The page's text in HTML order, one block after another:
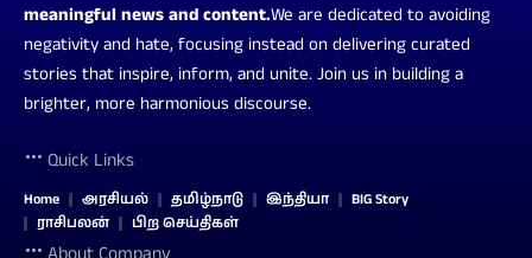
meaningful news and content.We are dedicated to avoiding
negativity and hate, focusing instead on delivering curated
stories that inspire, inform, and unite. Join us in building a
brighter, more harmonious discourse.
Quick Links
Home அரசியல் தமிழ்நாடு இந்தியா
BIG Story
ராசிபலன்
பிற செய்திகள்